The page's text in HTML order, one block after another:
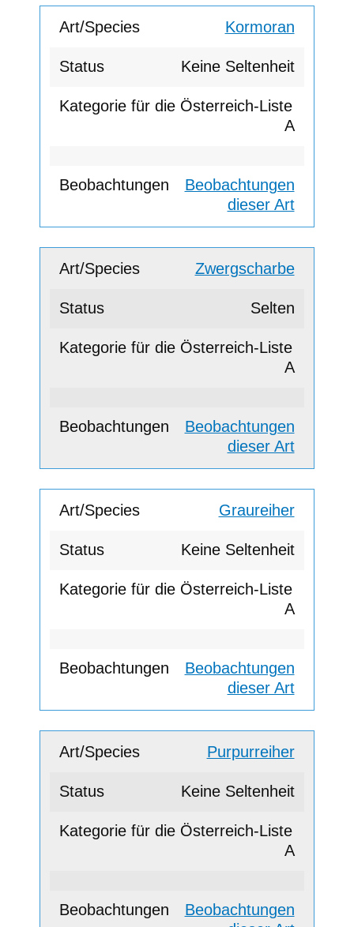
Kormoran
Keine Seltenheit
A
Beobachtungen
dieser Art
Zwergscharbe
Selten
A
Beobachtungen
dieser Art
Graureiher
Keine Seltenheit
A
Beobachtungen
dieser Art
Purpurreiher
Keine Seltenheit
A
Beobachtungen